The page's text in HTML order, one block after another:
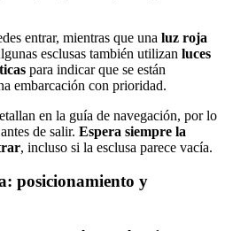
entrar, mientras que una luz roja
esclusas también utilizan luces
para indicar que se están
embarcación con prioridad.
en la guía de navegación, por lo
de salir. Espera siempre la
, incluso si la esclusa parece vacía.
posicionamiento y